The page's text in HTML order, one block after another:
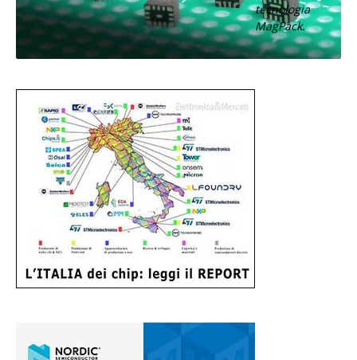
tecnologia
MagPack.